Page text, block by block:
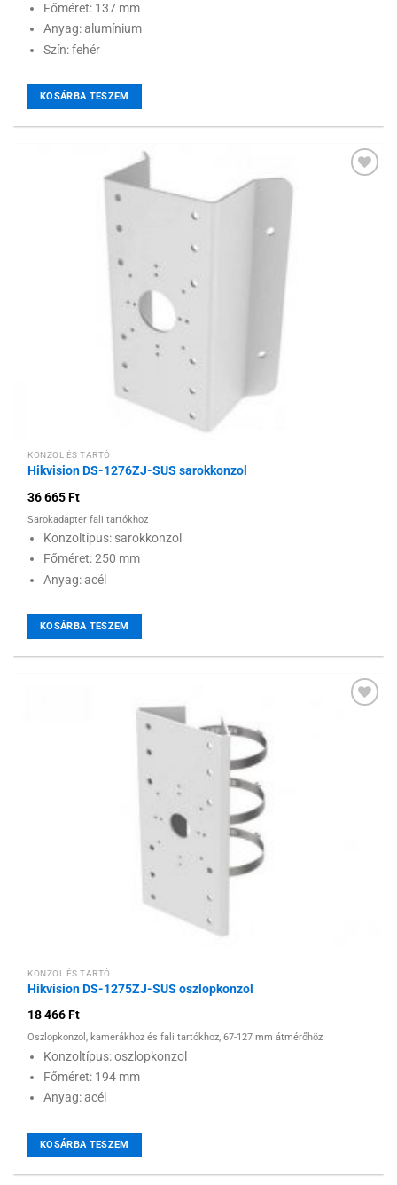
Főméret: 137 mm
Anyag: alumínium
Szín: fehér
KOSÁRBA TESZEM
KONZOL ÉS TARTÓ
Hikvision DS-1276ZJ-SUS sarokkonzol
36 665Ft
Sarokadapter fali tartókhoz
Konzoltípus: sarokkonzol
Főméret: 250 mm
Anyag: acél
KOSÁRBA TESZEM
KONZOL ÉS TARTÓ
Hikvision DS-1275ZJ-SUS oszlopkonzol
18 466Ft
Oszlopkonzol, kamerákhoz és fali tartókhoz, 67-127 mm átmérőhöz
Konzoltípus: oszlopkonzol
Főméret: 194 mm
Anyag: acél
KOSÁRBA TESZEM